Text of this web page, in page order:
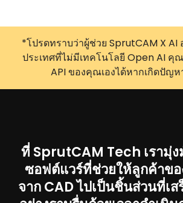
*โปรดทราบว่าผู้ช่วย SprutCAM X AI
ประเทศที่ไม่มีเทคโนโลยี Open AI คุ
API ของคุณเองได้หากเกิดปัญห
ที่ SprutCAM Tech เรามุ่
ซอฟต์แวร์ที่ช่วยให้ลูกค้าขอ
จาก CAD ไปเป็นชิ้นส่วนที่เ